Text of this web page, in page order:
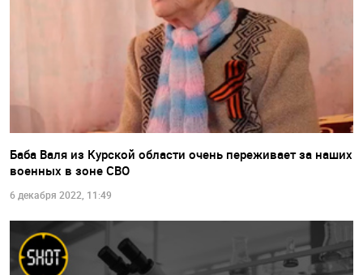
Баба Валя из Курской области очень переживает за наших
военных в зоне СВО
6 декабря 2022, 11:49